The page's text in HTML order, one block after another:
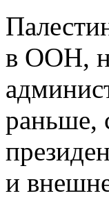
в ООН,
раньше,
и